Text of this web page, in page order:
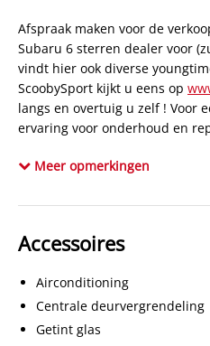
Afspraak maken voor de
Subaru 6 sterren dealer voor
vindt hier ook diverse
ScoobySport kijkt u eens op
langs en overtuig u zelf ! Voor
ervaring voor onderhoud en
Meer opmerkingen
Accessoires
Airconditioning
Centrale deurvergrendeling
Getint glas